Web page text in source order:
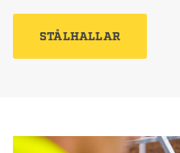
STÅLHALLAR